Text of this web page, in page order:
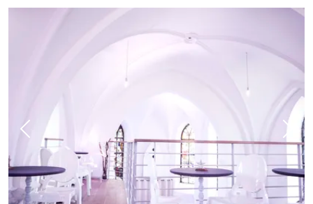
Vorheriges Bild